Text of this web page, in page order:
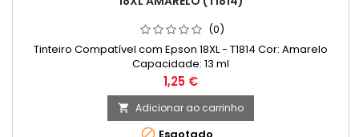
(0)
Tinteiro Compatível com Epson 18XL - T1814 Cor: Amarelo
Capacidade: 13 ml
Preço
1,25 €
 Adicionar ao carrinho
